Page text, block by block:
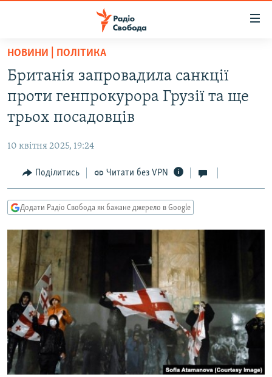
Перейти
основного
матеріалу
Перейти
до
основної
Перейти
до
пошуку
ВСЕ ЗА ДОБУ
СТАТТІ
СУСПІЛЬСТВО
УКРАЇНА
СВІТ
РОСІЙСЬКА «ФІЛЬТРАЦІЯ»
ДОНБАС.РЕАЛІЇ
ТИ ЯК?
СХЕМИ
КИТАЙ.ВИКЛИКИ
МУЛЬТИМЕДІА
ФОТО
СПЕЦПРОЄКТИ
ПОДКАСТИ
НОВИНИ | ПОЛІТИКА
Британія запровадила санкції
проти генпрокурора Грузії та ще
трьох посадовців
10 квітня 2025, 19:24
Поділитись Читати без VPN
Додати Радіо Свобода як бажане джерело в Google